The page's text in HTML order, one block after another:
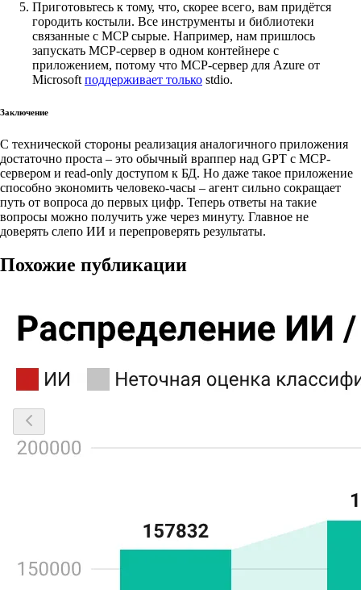
Приготовьтесь к тому, что, скорее всего, вам придётся
городить костыли. Все инструменты и библиотеки
связанные с MCP сырые. Например, нам пришлось
запускать MCP-сервер в одном контейнере с
приложением, потому что MCP-сервер для Azure от
Microsoft поддерживает только stdio.
Заключение
С технической стороны реализация аналогичного приложения
достаточно проста – это обычный враппер над GPT с MCP-
сервером и read-only доступом к БД. Но даже такое приложение
способно экономить человеко-часы – агент сильно сокращает
путь от вопроса до первых цифр. Теперь ответы на такие
вопросы можно получить уже через минуту. Главное не
доверять слепо ИИ и перепроверять результаты.
Похожие публикации